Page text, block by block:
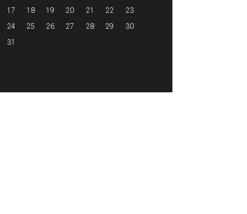
17
18 19 20 21 22
23
24
25 26 27 28 29
30
31